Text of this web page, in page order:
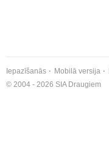
Iepazīšanās Mobilā versija
© 2004 - 2026 SIA Draugiem